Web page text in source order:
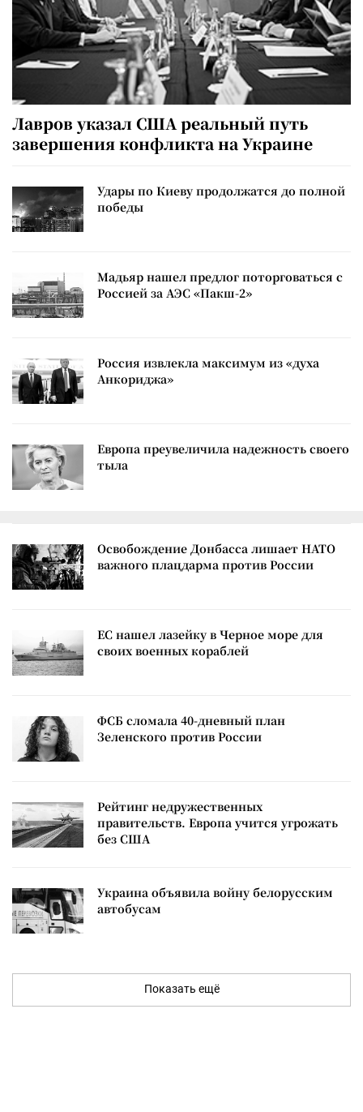
Лавров указал США реальный путь
завершения конфликта на Украине
Удары по Киеву продолжатся до полной
победы
Мадьяр нашел предлог поторговаться с
Россией за АЭС «Пакш-2»
Россия извлекла максимум из «духа
Анкориджа»
Европа преувеличила надежность своего
тыла
Освобождение Донбасса лишает НАТО
важного плацдарма против России
ЕС нашел лазейку в Черное море для
своих военных кораблей
ФСБ сломала 40-дневный план
Зеленского против России
Рейтинг недружественных
правительств. Европа учится угрожать
без США
Украина объявила войну белорусским
автобусам
Показать ещё